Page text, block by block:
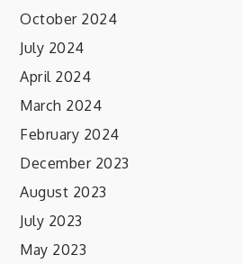
October 2024
July 2024
April 2024
March 2024
February 2024
December 2023
August 2023
July 2023
May 2023